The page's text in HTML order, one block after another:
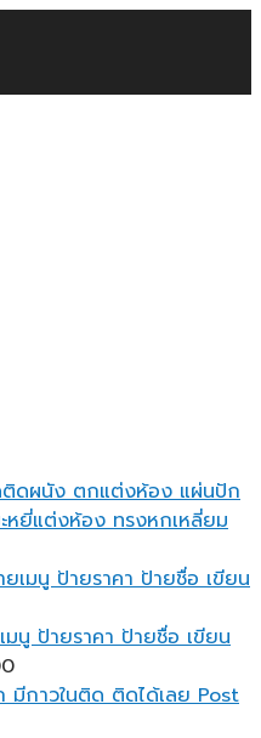
ดผนัง ตกแต่งห้อง แผ่นปัก
หยี่แต่งห้อง ทรงหกเหลี่ยม
มนู ป้ายราคา ป้ายชื่อ เขียน